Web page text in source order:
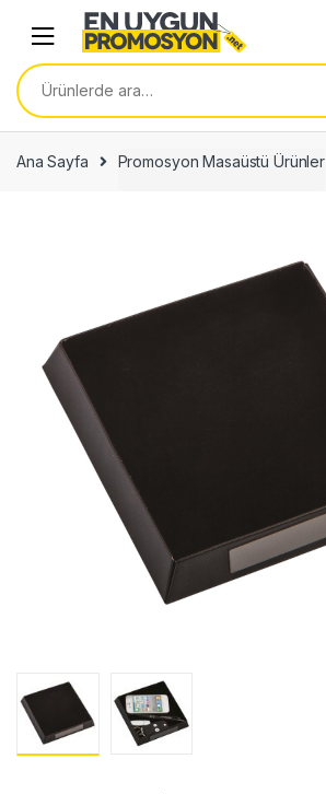
navigation
content
Ara:
Ana Sayfa Promosyon Masaüstü Ürünler